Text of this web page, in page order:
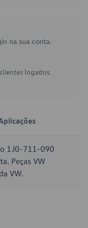
na sua conta.
logados.
1J0-711-090
Peças VW
VW.